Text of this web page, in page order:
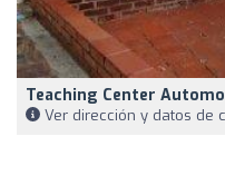
Teaching Center
Ver dirección y datos de